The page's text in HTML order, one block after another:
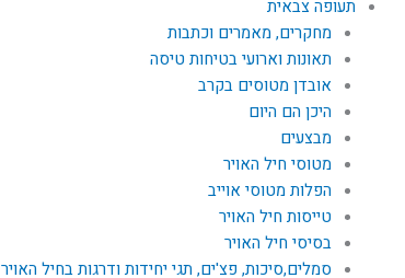
תעופה צבאית
מחקרים, מאמרים וכתבות
תאונות וארועי בטיחות טיסה
אובדן מטוסים בקרב
היכן הם היום
מבצעים
מטוסי חיל האויר
הפלות מטוסי אוייב
טייסות חיל האויר
בסיסי חיל האויר
סמלים,סיכות, פצ'ים, תגי יחידות ודרגות בחיל האויר